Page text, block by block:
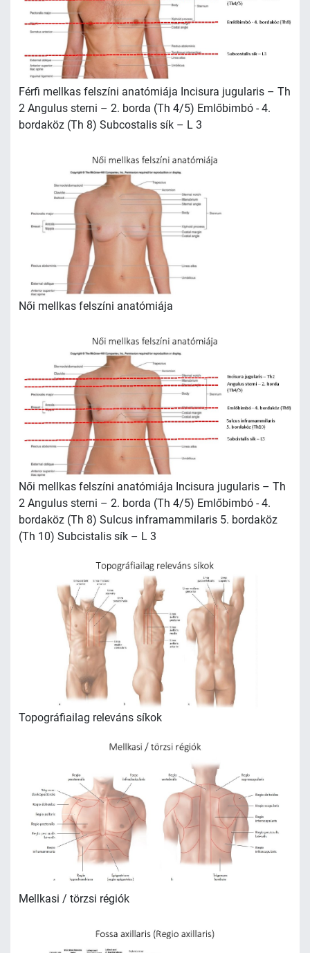
Férfi mellkas felszíni anatómiája Incisura jugularis – Th
2 Angulus sterni – 2. borda (Th 4/5) Emlőbimbó - 4.
bordaköz (Th 8) Subcostalis sík – L 3
Női mellkas felszíni anatómiája
Női mellkas felszíni anatómiája Incisura jugularis – Th
2 Angulus sterni – 2. borda (Th 4/5) Emlőbimbó - 4.
bordaköz (Th 8) Sulcus inframammilaris 5. bordaköz
(Th 10) Subcistalis sík – L 3
Topográfiailag releváns síkok
Mellkasi / törzsi régiók